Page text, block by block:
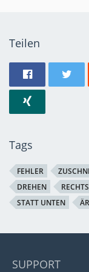
Teilen
Tags
FEHLER
DREHEN
STATT UNTEN
SUPPORT